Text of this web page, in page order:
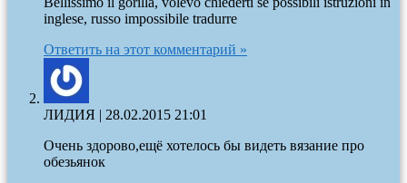
inglese, russo impossibile tradurre
Ответить на этот комментарий »
ЛИДИЯ | 28.02.2015 21:01
Очень здорово,ещё хотелось бы видеть вязание про
обезьянок